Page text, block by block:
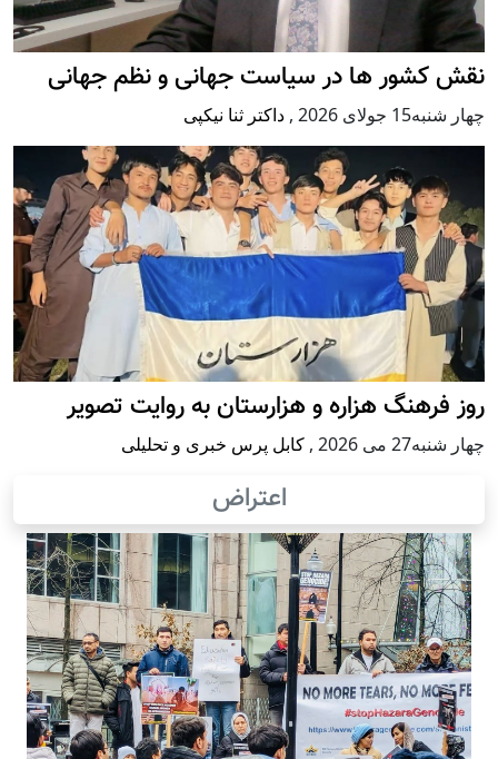
نقش کشور ها در سیاست جهانی و نظم جهانی
چهار شنبه15 جولای 2026 , داکتر ثنا نیکپی
روز فرهنگ هزاره و هزارستان به روایت تصویر
چهار شنبه27 می 2026 , کابل پرس خبری و تحلیلی
اعتراض